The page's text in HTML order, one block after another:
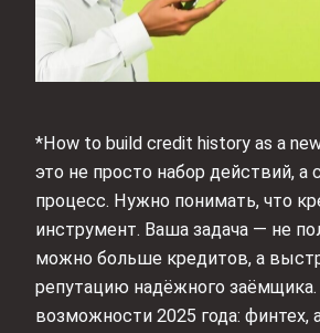
*How to build credit history as a
это не просто набор действий, а
процесс. Нужно понимать, что
инструмент. Ваша задача — не
можно больше кредитов, а
репутацию надёжного заёмщика.
возможности 2025 года: финтех,